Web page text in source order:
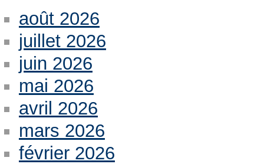
août 2026
juillet 2026
juin 2026
mai 2026
avril 2026
mars 2026
février 2026